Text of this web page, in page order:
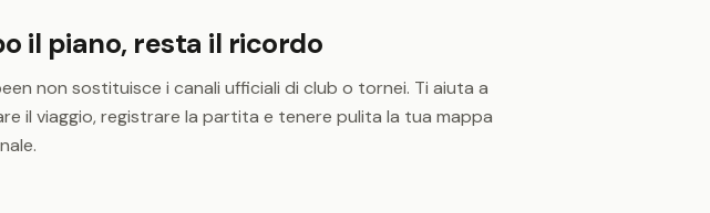
il piano, resta il ricordo
non sostituisce i canali ufficiali di club o tornei. Ti aiuta a
il viaggio, registrare la partita e tenere pulita la tua mappa